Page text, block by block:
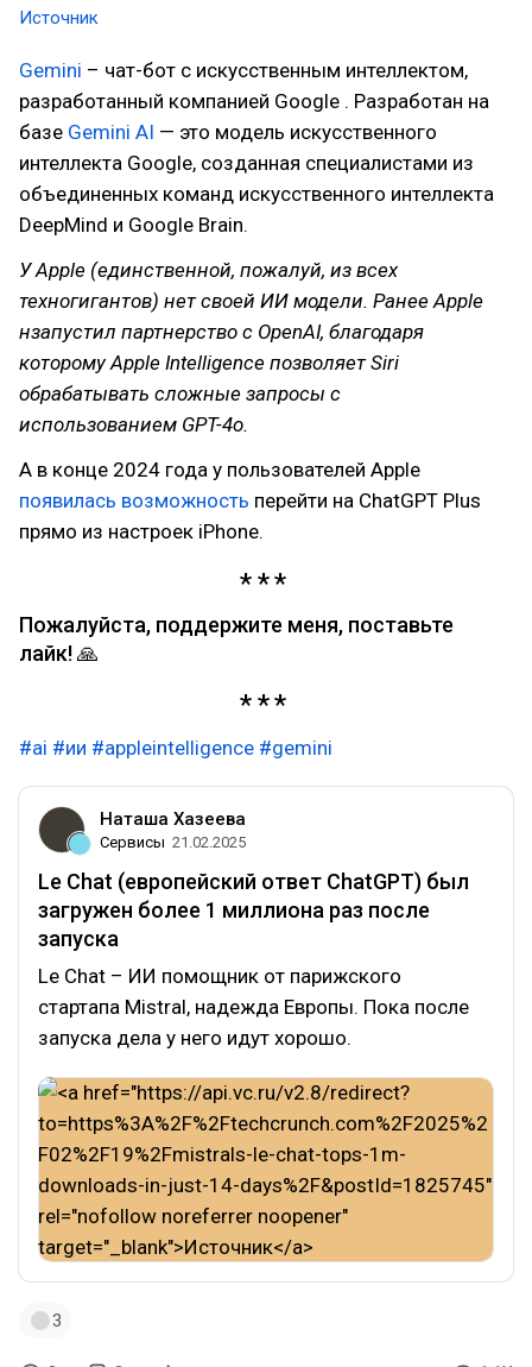
Источник
Gemini – чат-бот с искусственным интеллектом,
разработанный компанией Google . Разработан на
базе Gemini AI — это модель искусственного
интеллекта Google, созданная специалистами из
объединенных команд искусственного интеллекта
DeepMind и Google Brain.
У Apple (единственной, пожалуй, из всех
техногигантов) нет своей ИИ модели. Ранее Apple
нзапустил партнерство с OpenAI, благодаря
которому Apple Intelligence позволяет Siri
обрабатывать сложные запросы с
использованием GPT-4o.
А в конце 2024 года у пользователей Apple
появилась возможность перейти на ChatGPT Plus
прямо из настроек iPhone.
Пожалуйста, поддержите меня, поставьте
лайк! 🙏
#ai #ии #appleintelligence #gemini
Наташа Хазеева
Сервисы 21.02.2025
Le Chat (европейский ответ ChatGPT) был
загружен более 1 миллиона раз после
запуска
Le Chat – ИИ помощник от парижского
стартапа Mistral, надежда Европы. Пока после
запуска дела у него идут хорошо.
3